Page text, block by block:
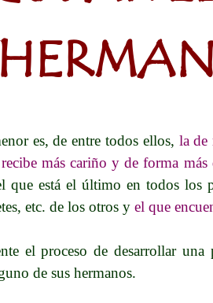
es, de entre todos ellos, la de
más cariño y de forma más
que está el último en todos los
etc. de los otros y el que
el proceso de desarrollar
de sus hermanos.